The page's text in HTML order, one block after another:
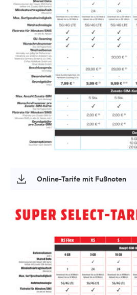
Online-Tarife mit Fußnoten